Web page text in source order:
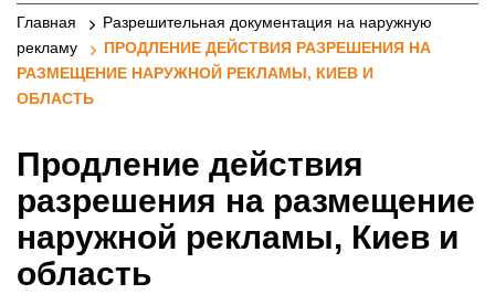
Главная
Разрешительная документация на наружную
рекламу
ПРОДЛЕНИЕ ДЕЙСТВИЯ РАЗРЕШЕНИЯ НА
РАЗМЕЩЕНИЕ НАРУЖНОЙ РЕКЛАМЫ, КИЕВ И
ОБЛАСТЬ
Продление действия
разрешения на размещение
наружной рекламы, Киев и
область